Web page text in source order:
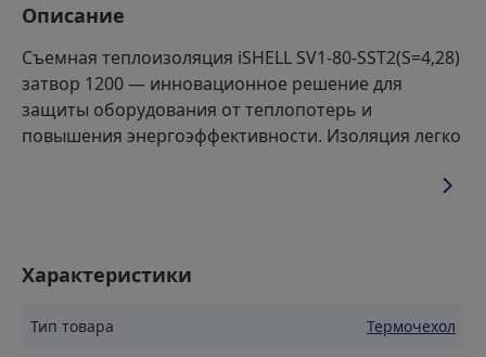
Описание
Съемная теплоизоляция iSHELL SV1-80-SST2(S=4,28)
затвор 1200 — инновационное решение для
защиты оборудования от теплопотерь и
повышения энергоэффективности. Изоляция легко
удобно обслуживать оборудование. Идеальна для
регулярного техобслуживания.
Применение
Характеристики
Тип товара Термочехол